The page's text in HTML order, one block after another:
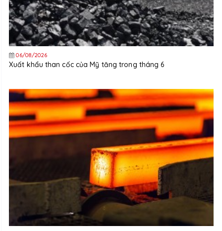
06/08/2026
Xuất khẩu than cốc của Mỹ tăng trong tháng 6